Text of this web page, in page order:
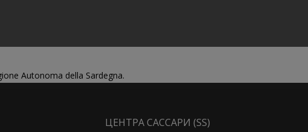
Autonoma della Sardegna.
ЦЕНТРА САССАРИ (SS)